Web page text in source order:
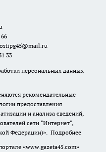
33
персональных данных
рекомендательные
предоставления
и анализа сведений,
сети "Интернет",
Федерации)». Подробнее
«www.gazeta45.com»